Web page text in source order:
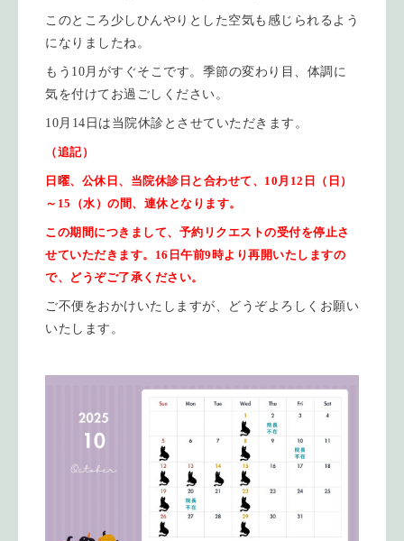
このところ少しひんやりとした空気も感じられるよう
になりましたね。
もう10月がすぐそこです。季節の変わり目、体調に
気を付けてお過ごしください。
10月14日は当院休診とさせていただきます。
（追記）
日曜、公休日、当院休診日と合わせて、10月12日（日）
～15（水）の間、連休となります。
この期間につきまして、予約リクエストの受付を停止さ
せていただきます。16日午前9時より再開いたしますの
で、どうぞご了承ください。
ご不便をおかけいたしますが、どうぞよろしくお願い
いたします。